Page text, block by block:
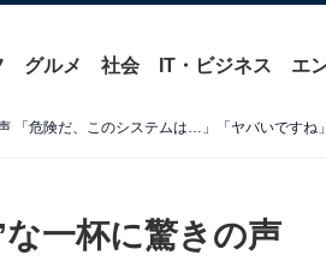
グルメ 社会 IT・ビジネス エ
「危険だ、このシステムは…」「ヤバいですね」
な一杯に驚きの声